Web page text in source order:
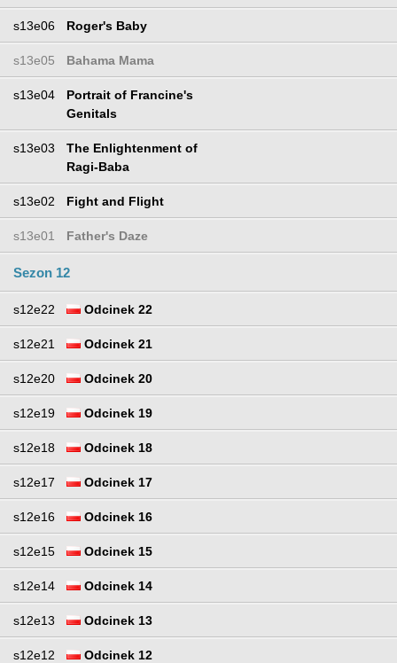
s13e06 Roger's Baby
s13e05 Bahama Mama
s13e04
Portrait of Francine's
Genitals
s13e03
The Enlightenment of
Ragi-Baba
s13e02 Fight and Flight
s13e01 Father's Daze
Sezon 12
s12e22 Odcinek 22
s12e21 Odcinek 21
s12e20 Odcinek 20
s12e19 Odcinek 19
s12e18 Odcinek 18
s12e17 Odcinek 17
s12e16 Odcinek 16
s12e15 Odcinek 15
s12e14 Odcinek 14
s12e13 Odcinek 13
s12e12 Odcinek 12